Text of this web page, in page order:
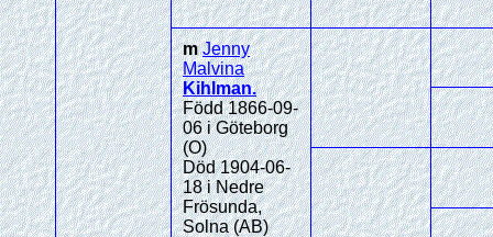
mJenny
Malvina
Kihlman.
Född 1866-09-
06 i Göteborg
(O)
Död 1904-06-
18 i Nedre
Frösunda,
Solna (AB)